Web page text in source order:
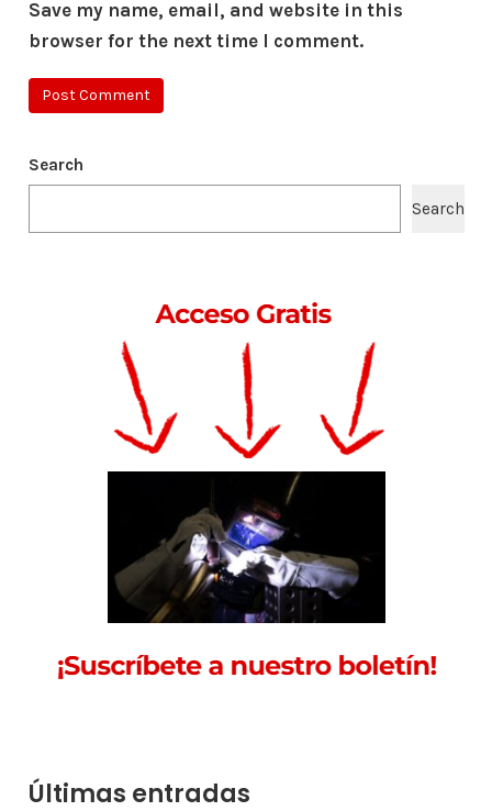
Save my name, email, and website in this
browser for the next time I comment.
Search
Search
Últimas entradas